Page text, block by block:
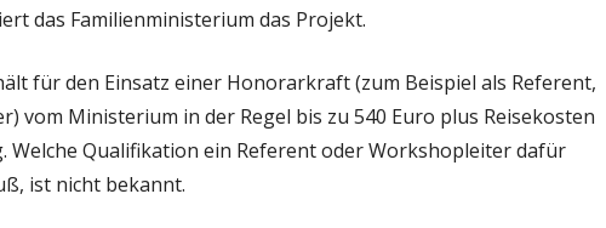
das Familienministerium das Projekt.
für den Einsatz einer Honorarkraft (zum Beispiel als Referent,
vom Ministerium in der Regel bis zu 540 Euro plus Reisekosten
Welche Qualifikation ein Referent oder Workshopleiter dafür
ist nicht bekannt.